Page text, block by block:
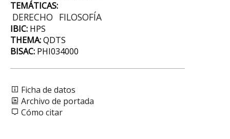
TEMÁTICAS:
DERECHO FILOSOFÍA
IBIC: HPS
THEMA:QDTS
BISAC: PHI034000
Ficha de datos
Archivo de portada
Cómo citar